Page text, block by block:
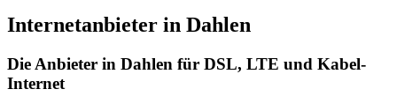
Internetanbieter in Dahlen
Die Anbieter in Dahlen für DSL, LTE und Kabel-
Internet